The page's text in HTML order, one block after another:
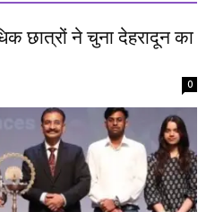
छात्रों ने चुना देहरादून का
0